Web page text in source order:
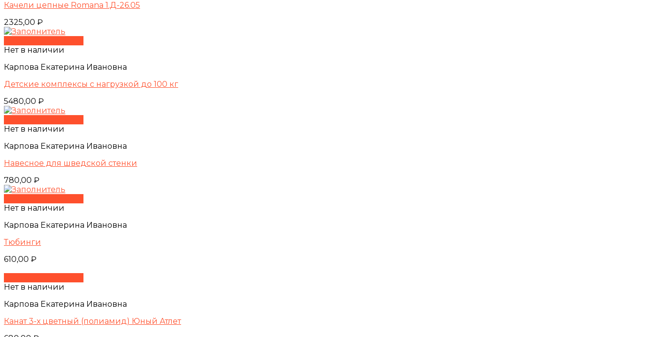
Качели цепные Romana 1.Д-26.05
2325,00 ₽
Нет в наличии
Карпова Екатерина Ивановна
Детские комплексы с нагрузкой до 100 кг
5480,00 ₽
Нет в наличии
Карпова Екатерина Ивановна
Навесное для шведской стенки
780,00 ₽
Нет в наличии
Карпова Екатерина Ивановна
Тюбинги
610,00 ₽
Нет в наличии
Карпова Екатерина Ивановна
Канат 3-х цветный (полиамид) Юный Атлет